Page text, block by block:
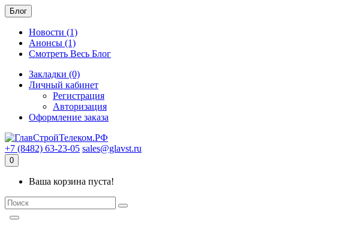
Блог
Новости (1)
Анонсы (1)
Смотреть Весь Блог
Закладки (0)
Личный кабинет
Регистрация
Авторизация
Оформление заказа
+7 (8482) 63-23-05 sales@glavst.ru
0
Ваша корзина пуста!